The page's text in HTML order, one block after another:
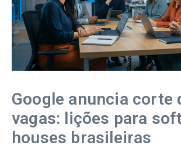
Google anuncia corte
vagas: lições para
houses brasileiras